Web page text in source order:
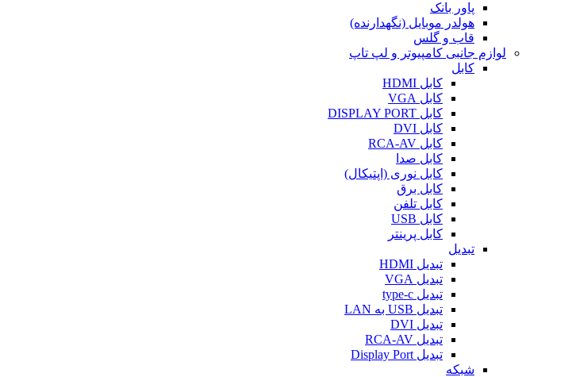
پاور بانک
هولدر موبایل (نگهدارنده)
قاب و گلس
لوازم جانبی کامپیوتر و لپ تاپ
کابل
کابل HDMI
کابل VGA
کابل DISPLAY PORT
کابل DVI
کابل RCA-AV
کابل صدا
کابل نوری (اپتیکال)
کابل برق
کابل تلفن
کابل USB
کابل پرینتر
تبدیل
تبدیل HDMI
تبدیل VGA
تبدیل type-c
تبدیل USB به LAN
تبدیل DVI
تبدیل RCA-AV
تبدیل Display Port
شبکه